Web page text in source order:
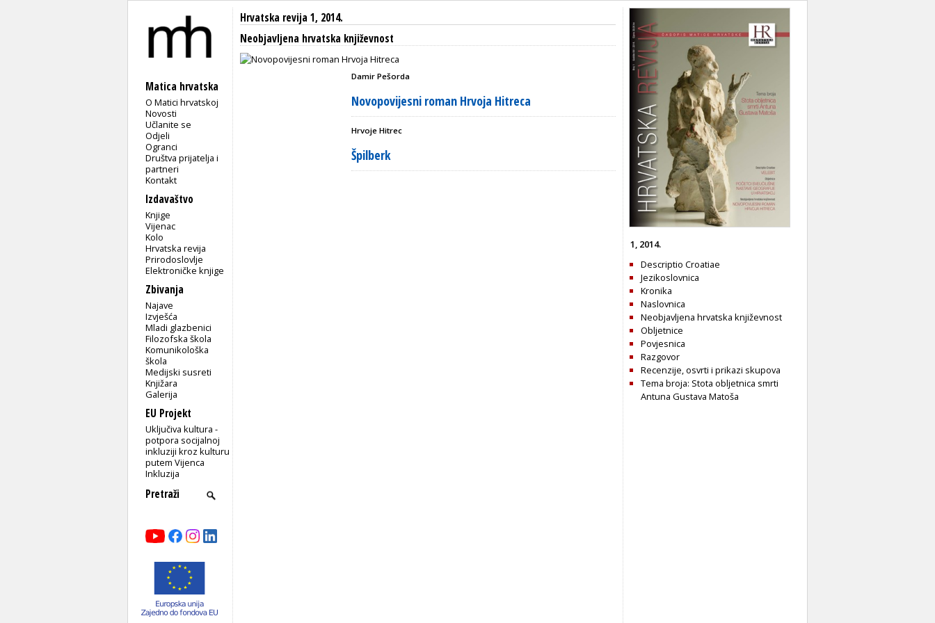
Matica hrvatska
O Matici hrvatskoj
Novosti
Učlanite se
Odjeli
Ogranci
Društva prijatelja i
partneri
Kontakt
Izdavaštvo
Knjige
Vijenac
Kolo
Hrvatska revija
Prirodoslovlje
Elektroničke knjige
Zbivanja
Najave
Izvješća
Mladi glazbenici
Filozofska škola
Komunikološka
škola
Medijski susreti
Knjižara
Galerija
EU Projekt
Uključiva kultura -
potpora socijalnoj
inkluziji kroz kulturu
putem Vijenca
Inkluzija
Hrvatska revija 1, 2014.
Neobjavljena hrvatska književnost
Damir Pešorda
Novopovijesni roman Hrvoja Hitreca
Hrvoje Hitrec
Špilberk
1, 2014.
Descriptio Croatiae
Jezikoslovnica
Kronika
Naslovnica
Neobjavljena hrvatska književnost
Obljetnice
Povjesnica
Razgovor
Recenzije, osvrti i prikazi skupova
Tema broja: Stota obljetnica smrti
Antuna Gustava Matoša